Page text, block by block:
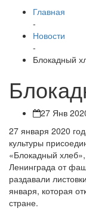
Главная
-
Новости
-
Блокадный
27 Янв
27 января 2020
культуры
«Блокадный
Ленинграда от
раздавали
января, которая
стране.